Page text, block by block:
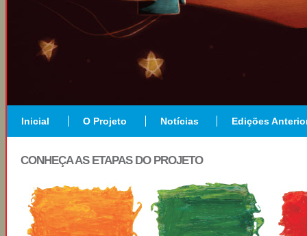
Inicial O Projeto Notícias Edições
CONHEÇA AS ETAPAS DO PROJETO